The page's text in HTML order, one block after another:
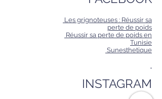
Les grignoteuses : Réussir sa
perte de poids
Réussir sa perte de poids en
Tunisie
Sunesthetique
INSTAGRAM